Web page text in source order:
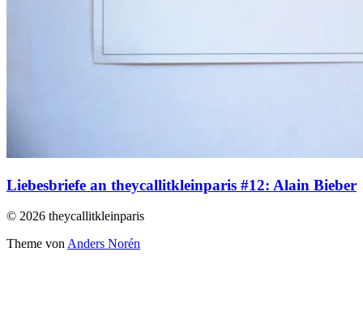
Liebesbriefe an theycallitkleinparis #12: Alain Bieber
© 2026 theycallitkleinparis
Theme vonAnders Norén